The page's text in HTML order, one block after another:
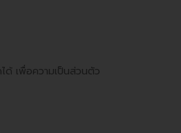
ด้ เพื่อความเป็นส่วนตัว